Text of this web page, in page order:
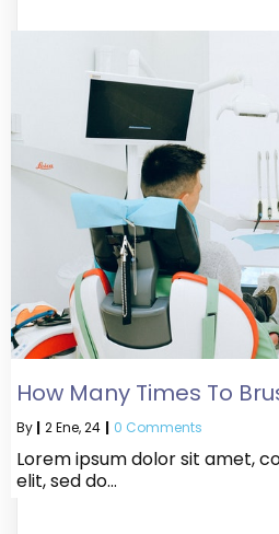
How Many Times To
By | 2Ene, 24 | 0 Comments
Lorem ipsum dolor sit amet,
elit, sed do…